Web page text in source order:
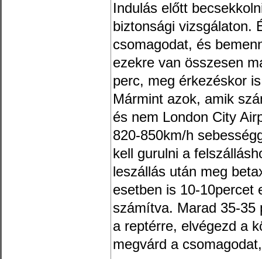
Indulás előtt
biztonsági vizsgálaton.
csomagodat, és
ezekre van összesen
perc, meg érkezéskor
Mármint azok, amik
és nem London City
820-850km/h
kell gurulni a
leszállás után meg
esetben is 10-10percet
számítva. Marad 35-35
a reptérre, elvégezd a
megvárd a